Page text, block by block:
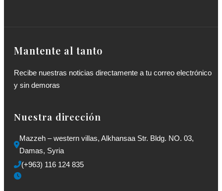
Mantente al tanto
Recibe nuestras noticias directamente a tu correo electrónico
y sin demoras
Nuestra dirección
Mazzeh – western villas, Alkhansaa Str. Bldg. NO. 03,
Damas, Syria
(+963) 116 124 835